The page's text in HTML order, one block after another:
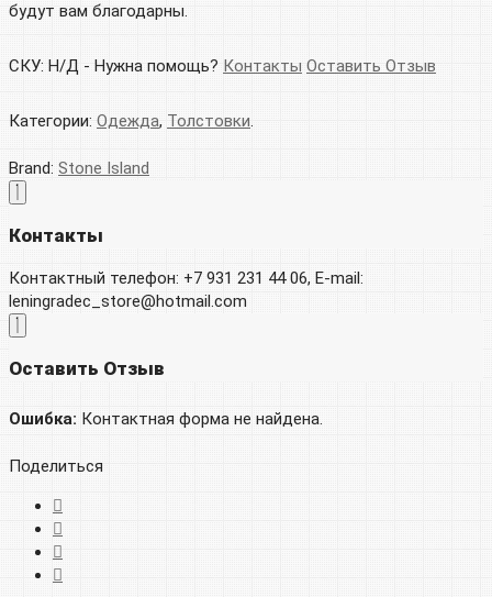
будут вам благодарны.
СКУ: Н/Д - Нужна помощь? Контакты Оставить Отзыв
Категории: Одежда, Толстовки.
Brand: Stone Island
Контакты
Контактный телефон: +7 931 231 44 06, E-mail:
leningradec_store@hotmail.com
Оставить Отзыв
Ошибка: Контактная форма не найдена.
Поделиться